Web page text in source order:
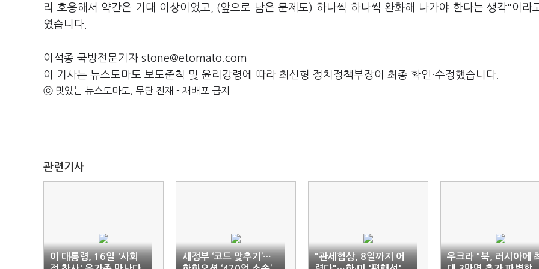
리 호응해서 약간은 기대 이상이었고, (앞으로 남은 문제도) 하나씩 하나씩 완화해 나가야 한다는 생각"이라
였습니다.
이석종 국방전문기자 stone@etomato.com
이 기사는 뉴스토마토 보도준칙 및 윤리강령에 따라 최신형 정치정책부장이 최종 확인·수정했습니다.
ⓒ 맛있는 뉴스토마토, 무단 전재 - 재배포 금지
관련기사
이 대통령, 16일 '사회
새정부 ‘코드 맞추기’…
"관세협상, 8일까지 어
우크라 "북, 러시아에